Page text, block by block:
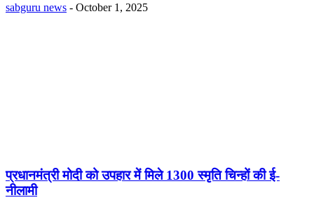
sabguru news - October 1, 2025
प्रधानमंत्री मोदी को उपहार में मिले 1300 स्मृति चिन्हों की ई-
नीलामी